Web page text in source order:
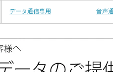
データ通信専用 音声